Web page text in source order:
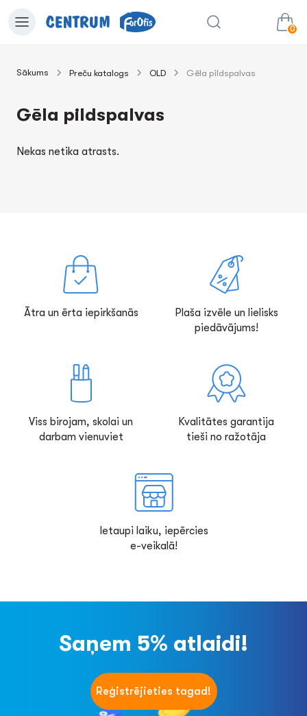
0
Sākums Preču katalogs OLD Gēla pildspalvas
Gēla pildspalvas
Nekas netika atrasts.
Ātra un ērta iepirkšanās
Plaša izvēle un lielisks
piedāvājums!
Viss birojam, skolai un
darbam vienuviet
Kvalitātes garantija
tieši no ražotāja
Ietaupi laiku, iepērcies
e-veikalā!
Saņem 5% atlaidi!
Reģistrējieties tagad!